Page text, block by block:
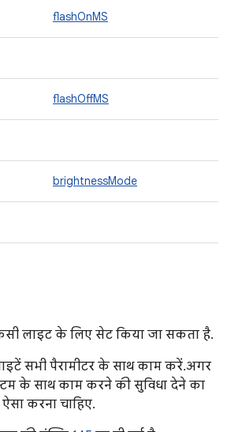
flashOnMS
flashOffMS
brightnessMode
लाइट के लिए सेट किया जा सकता है.
सभी पैरामीटर के साथ काम करें. अगर
के साथ काम करने की सुविधा देने का
करना चाहिए.